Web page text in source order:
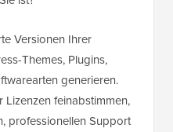
Versionen Ihrer
Themes, Plugins,
generieren.
feinabstimmen,
professionellen Support